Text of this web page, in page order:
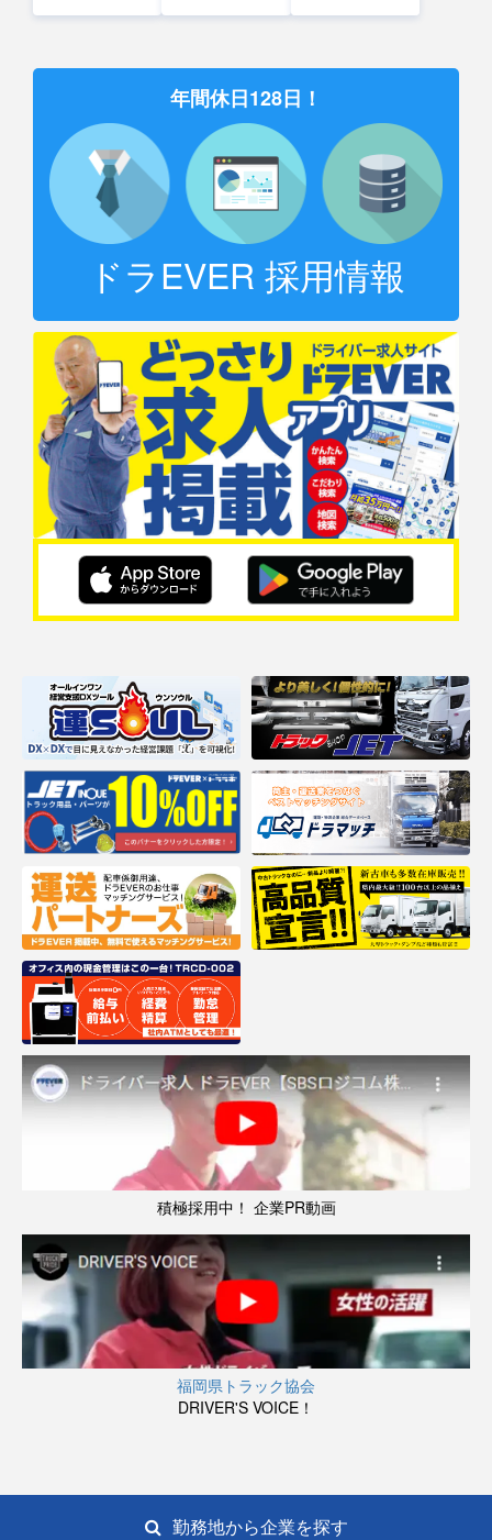
年間休日128日！
ドラEVER 採用情報
積極採用中！ 企業PR動画
福岡県トラック協会
DRIVER'S VOICE！
勤務地から企業を探す